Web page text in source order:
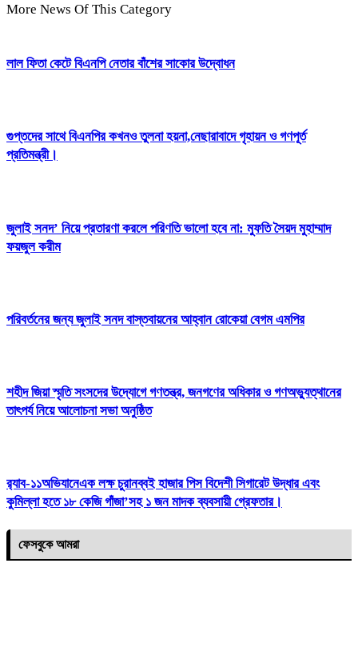
More News Of This Category
লাল ফিতা কেটে বিএনপি নেতার বাঁশের সাকোর উদ্বোধন
গুপ্তদের সাথে বিএনপির কখনও তুলনা হয়না,নেছারাবাদে গৃহায়ন ও গণপূর্ত
প্রতিমন্ত্রী।
জুলাই সনদ’ নিয়ে প্রতারণা করলে পরিণতি ভালো হবে না: মুফতি সৈয়দ মুহাম্মাদ
ফয়জুল করীম
পরিবর্তনের জন্য জুলাই সনদ বাস্তবায়নের আহ্বান রোকেয়া বেগম এমপির
শহীদ জিয়া স্মৃতি সংসদের উদ্যোগে গণতন্ত্র, জনগণের অধিকার ও গণঅভ্যুত্থানের
তাৎপর্য নিয়ে আলোচনা সভা অনুষ্ঠিত
র‌্যাব-১১অভিযানেএক লক্ষ চুরানব্বই হাজার পিস বিদেশী সিগারেট উদ্ধার এবং
কুমিল্লা হতে ১৮ কেজি গাঁজা’সহ ১ জন মাদক ব্যবসায়ী গ্রেফতার।
ফেসবুকে আমরা